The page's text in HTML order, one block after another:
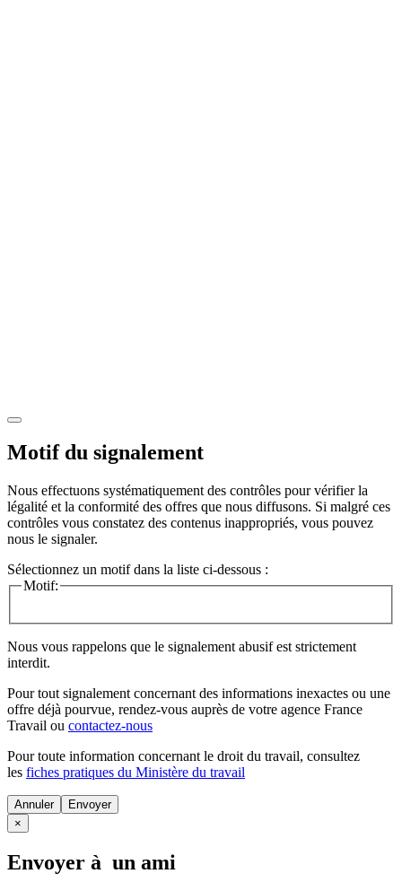
Motif du signalement
Nous effectuons systématiquement des contrôles pour vérifier la
légalité et la conformité des offres que nous diffusons. Si malgré ces
contrôles vous constatez des contenus inappropriés, vous pouvez
nous le signaler.
Sélectionnez un motif dans la liste ci-dessous :
Motif:
Nous vous rappelons que le signalement abusif est strictement
interdit.
Pour tout signalement concernant des informations inexactes ou une
offre déjà pourvue, rendez-vous auprès de votre agence France
Travail ou contactez-nous
Pour toute information concernant le droit du travail, consultez
les fiches pratiques du Ministère du travail
Annuler
×
Envoyer à un ami